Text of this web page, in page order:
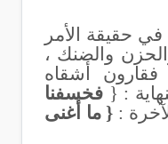
حقيقة الأمر
والضنك ،
فقارون أشقاه
: { فخسفنا
: { ما أغنى